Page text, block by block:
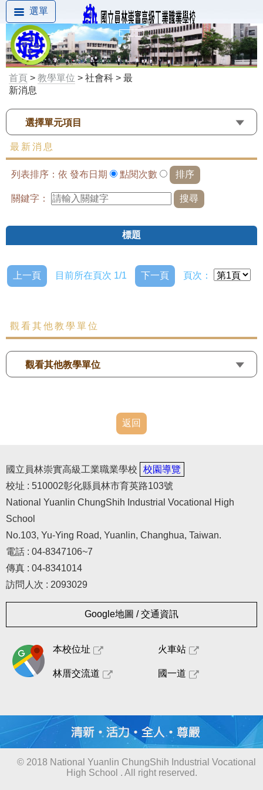
選單
首頁 > 教學單位 > 社會科 > 最
新消息
選擇單元項目
最新消息
列表排序：依 發布日期 點閱次數
關鍵字：
標題
上一頁 目前所在頁次 1/1 下一頁 頁次：
觀看其他教學單位
觀看其他教學單位
返回
國立員林崇實高級工業職業學校
校園導覽
校址 : 510002彰化縣員林市育英路103號
National Yuanlin ChungShih Industrial Vocational High
School
No.103, Yu-Ying Road, Yuanlin, Changhua, Taiwan.
電話 : 04-8347106~7
傳真 : 04-8341014
訪問人次 : 2093029
Google地圖 / 交通資訊
本校位址 火車站
林厝交流道 國一道
© 2018 National Yuanlin ChungShih Industrial Vocational
High School . All right reserved.